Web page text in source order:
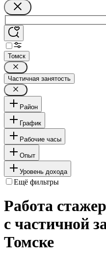
Томск
Частичная занятость
Район
График
Рабочие часы
Опыт
Уровень дохода
Ещё фильтры
Работа
с частичной
Томске